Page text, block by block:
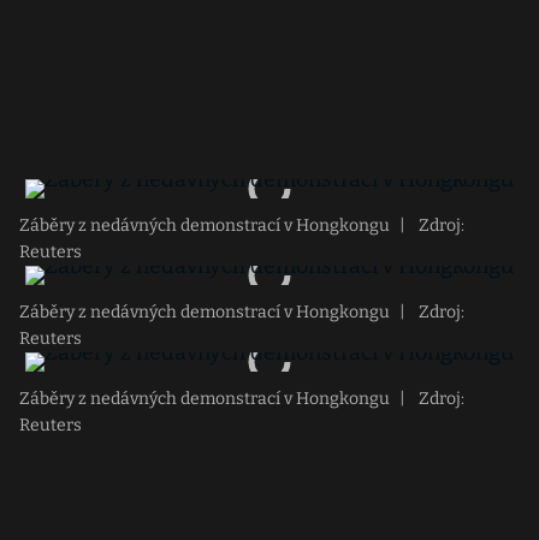
Záběry z nedávných demonstrací v Hongkongu
Zdroj:
Reuters
Záběry z nedávných demonstrací v Hongkongu
Zdroj:
Reuters
Záběry z nedávných demonstrací v Hongkongu
Zdroj:
Reuters